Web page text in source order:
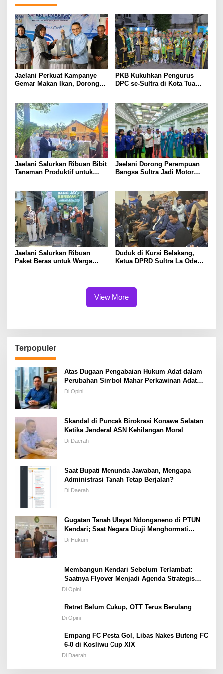
Jaelani Perkuat Kampanye
Gemar Makan Ikan, Dorong
PKB Kukuhkan Pengurus
DPC se-Sultra di Kota Tua
Kehadiran
Jaelani Salurkan Ribuan Bibit
Tanaman Produktif untuk
Konaweha
Jaelani Dorong Perempuan
Bangsa Sultra Jadi Motor
Jaelani Salurkan Ribuan
Paket Beras untuk Warga
Duduk di Kursi Belakang,
Ketua DPRD Sultra La Ode
View More
Terpopuler
Atas Dugaan Pengabaian Hukum Adat dalam
Perubahan Simbol Mahar Perkawinan Adat
Masyarakat Pulau Wawonii
Di Opini
Skandal di Puncak Birokrasi Konawe Selatan
Ketika Jenderal ASN Kehilangan Moral
Di Daerah
Saat Bupati Menunda Jawaban, Mengapa
Administrasi Tanah Tetap Berjalan?
Di Daerah
Gugatan Tanah Ulayat Ndonganeno di PTUN
Kendari; Saat Negara Diuji Menghormati
Hukum atau Kekuasaan
Di Hukum
Membangun Kendari Sebelum Terlambat:
Saatnya Flyover Menjadi Agenda Strategis
Kota
Di Opini
Retret Belum Cukup, OTT Terus Berulang
Di Opini
Empang FC Pesta Gol, Libas Nakes Buteng FC
6-0 di Kosliwu Cup XIX
Di Daerah